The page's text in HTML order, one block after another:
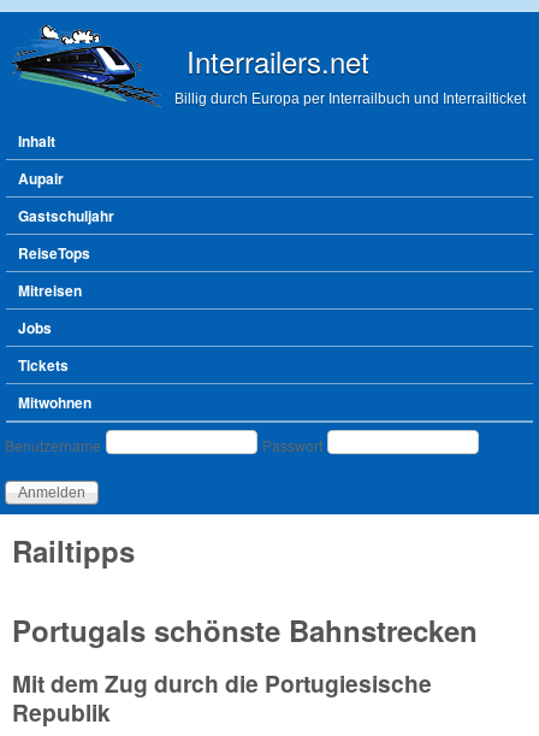
Interrailers.net
Billig durch Europa per Interrailbuch und Interrailticket
Hauptmenü
Inhalt
Aupair
Gastschuljahr
ReiseTops
Mitreisen
Jobs
Tickets
Mitwohnen
Benutzeranmeldung
Benutzername Passwort
Railtipps
Portugals schönste Bahnstrecken
Mit dem Zug durch die Portugiesische
Republik